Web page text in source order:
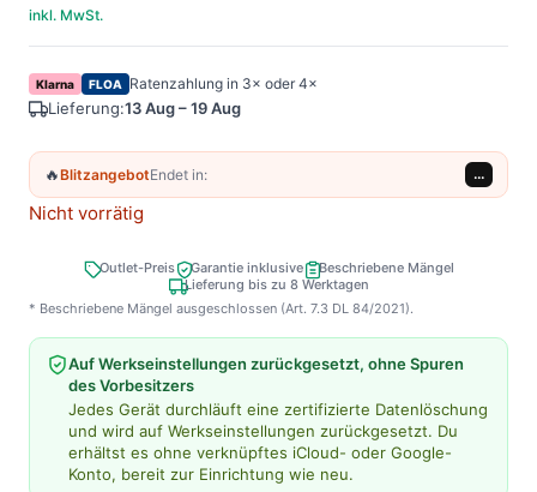
inkl. MwSt.
Klarna FLOA Ratenzahlung in 3× oder 4×
Lieferung:13 Aug – 19 Aug
🔥BlitzangebotEndet in: ...
Nicht vorrätig
Outlet-Preis Garantie inklusive
Beschriebene Mängel
Lieferung bis zu 8 Werktagen
* Beschriebene Mängel ausgeschlossen (Art. 7.3 DL 84/2021).
Auf Werkseinstellungen zurückgesetzt, ohne Spuren
des Vorbesitzers
Jedes Gerät durchläuft eine zertifizierte Datenlöschung
und wird auf Werkseinstellungen zurückgesetzt. Du
erhältst es ohne verknüpftes iCloud- oder Google-
Konto, bereit zur Einrichtung wie neu.